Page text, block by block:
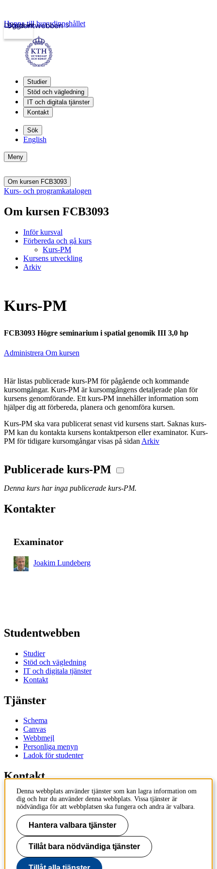
Studentwebben
Logga in
Hoppa till huvudinnehållet
Studier
Stöd och vägledning
IT och digitala tjänster
Kontakt
Sök
English
Meny
Om kursen FCB3093
Kurs- och programkatalogen
Om kursen FCB3093
Inför kursval
Förbereda och gå kurs
Kurs-PM
Kursens utveckling
Arkiv
Kurs-PM
FCB3093 Högre seminarium i spatial genomik III 3,0 hp
Administrera Om kursen
Här listas publicerade kurs-PM för pågående och kommande
kursomgångar. Kurs-PM är kursomgångens detaljerade plan för
kursens genomförande. Ett kurs-PM innehåller information som
hjälper dig att förbereda, planera och genomföra kursen.
Kurs-PM ska vara publicerat senast vid kursens start. Saknas kurs-
PM kan du kontakta kursens kontaktperson eller examinator. Kurs-
PM för tidigare kursomgångar visas på sidan Arkiv
Publicerade kurs-PM
Denna kurs har inga publicerade kurs-PM.
Kontakter
Examinator
Joakim Lundeberg
Studentwebben
Studier
Stöd och vägledning
IT och digitala tjänster
Kontakt
Tjänster
Schema
Canvas
Webbmejl
Personliga menyn
Ladok för studenter
Kontakt
Kontakta utbildningsprogram
Kontakta kurs
IT-support
KTH Entré
KTH
100 44 Stockholm
+46 8 790 60 00
Denna webbplats använder tjänster som kan lagra information om
dig och hur du använder denna webbplats. Vissa tjänster är
nödvändiga för att webbplatsen ska fungera och andra är valbara.
Hantera valbara tjänster
Tillåt bara nödvändiga tjänster